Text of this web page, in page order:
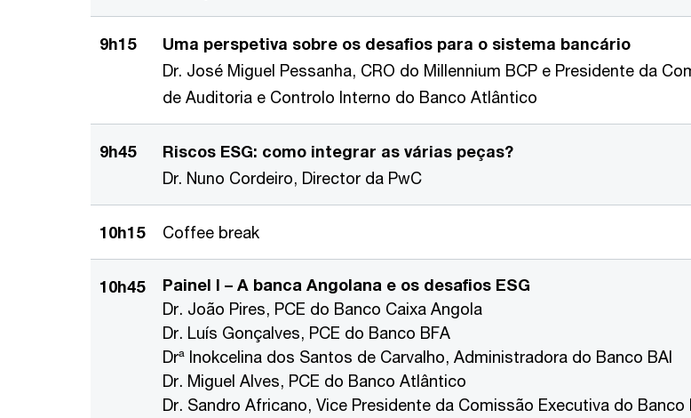
9h15
Uma perspetiva sobre os desafios para o sistema bancário
Dr. José Miguel Pessanha, CRO do Millennium BCP e Presidente da
de Auditoria e Controlo Interno do Banco Atlântico
9h45
Riscos ESG: como integrar as várias peças?
Dr. Nuno Cordeiro, Director da PwC
10h15 Coffee break
10h45
Painel I – A banca Angolana e os desafios ESG
Dr. João Pires, PCE do Banco Caixa Angola
Dr. Luís Gonçalves, PCE do Banco BFA
Drª Inokcelina dos Santos de Carvalho, Administradora do Banco BAI
Dr. Miguel Alves, PCE do Banco Atlântico
Dr. Sandro Africano, Vice Presidente da Comissão Executiva do Banco